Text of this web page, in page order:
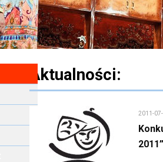
Aktualności:
2011-